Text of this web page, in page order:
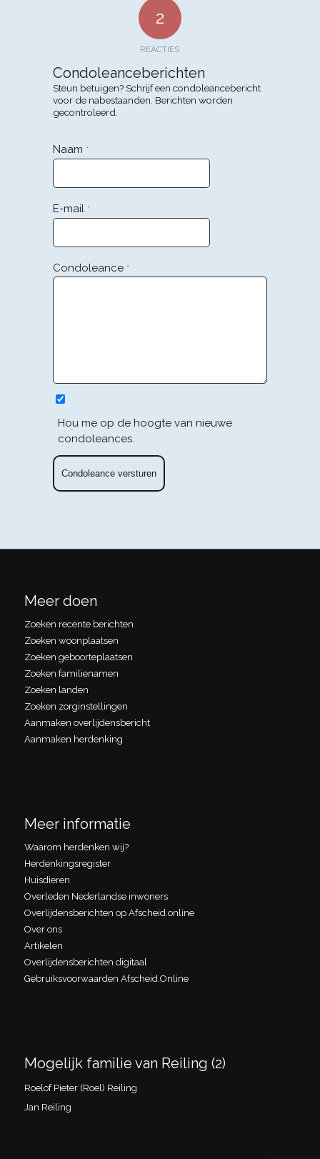
2
REACTIES
Condoleanceberichten
Steun betuigen? Schrijf een condoleancebericht
voor de nabestaanden. Berichten worden
gecontroleerd.
Naam *
E-mail *
Condoleance *
Hou me op de hoogte van nieuwe
condoleances.
Meer doen
Zoeken recente berichten
Zoeken woonplaatsen
Zoeken geboorteplaatsen
Zoeken familienamen
Zoeken landen
Zoeken zorginstellingen
Aanmaken overlijdensbericht
Aanmaken herdenking
Meer informatie
Waarom herdenken wij?
Herdenkingsregister
Huisdieren
Overleden Nederlandse inwoners
Overlijdensberichten op Afscheid.online
Over ons
Artikelen
Overlijdensberichten digitaal
Gebruiksvoorwaarden Afscheid.Online
Mogelijk familie van Reiling (2)
Roelof Pieter (Roel) Reiling
Jan Reiling